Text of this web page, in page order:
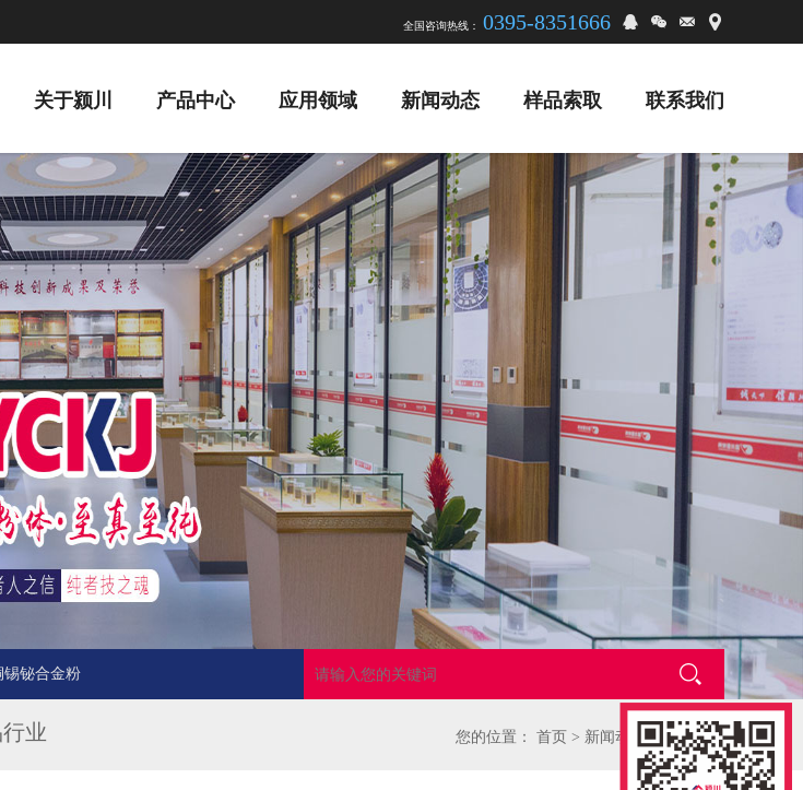
全国咨询热线： 0395-8351666
关于颍川 产品中心 应用领域 新闻动态 样品索取 联系我们
锡铋合金粉
业 您的位置： 首页 > 新闻动态> 颍川动态